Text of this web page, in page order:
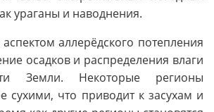
ураганы и наводнения.
аллерёдского потепления
осадков и распределения влаги
Земли. Некоторые регионы
сухими, что приводит к засухам и